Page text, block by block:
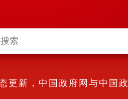
更新，中国政府网与中国